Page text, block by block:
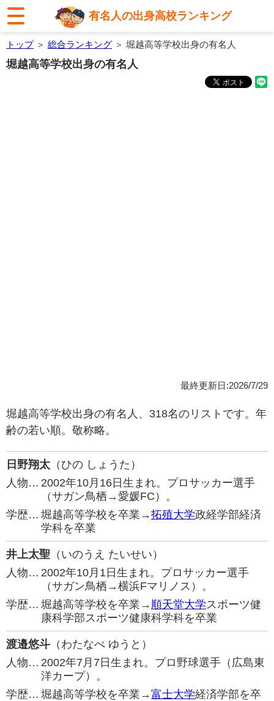
有名人の出身高校ランキング
トップ＞ 総合ランキング ＞ 堀越高等学校出身の有名人
堀越高等学校出身の有名人
最終更新日:2026/7/29
堀越高等学校出身の有名人、318名のリストです。年
齢の若い順。敬称略。
日野翔太 （ひの しょうた）
人物… 2002年10月16日生まれ。プロサッカー選手
（サガン鳥栖→愛媛FC）。
学歴… 堀越高等学校を卒業→拓殖大学政経学部経済
学科を卒業
井上太聖 （いのうえ たいせい）
人物… 2002年10月1日生まれ。プロサッカー選手
（サガン鳥栖→横浜Fマリノス）。
学歴… 堀越高等学校を卒業→ 順天堂大学スポーツ健
康科学部スポーツ健康科学科を卒業
渡邉悠斗 （わたなべ ゆうと）
人物… 2002年7月7日生まれ。プロ野球選手（広島東
洋カープ）。
学歴… 堀越高等学校を卒業→富士大学経済学部を卒